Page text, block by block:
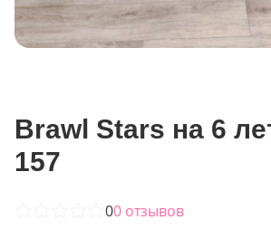
Brawl Stars на 6
157
00 отзывов